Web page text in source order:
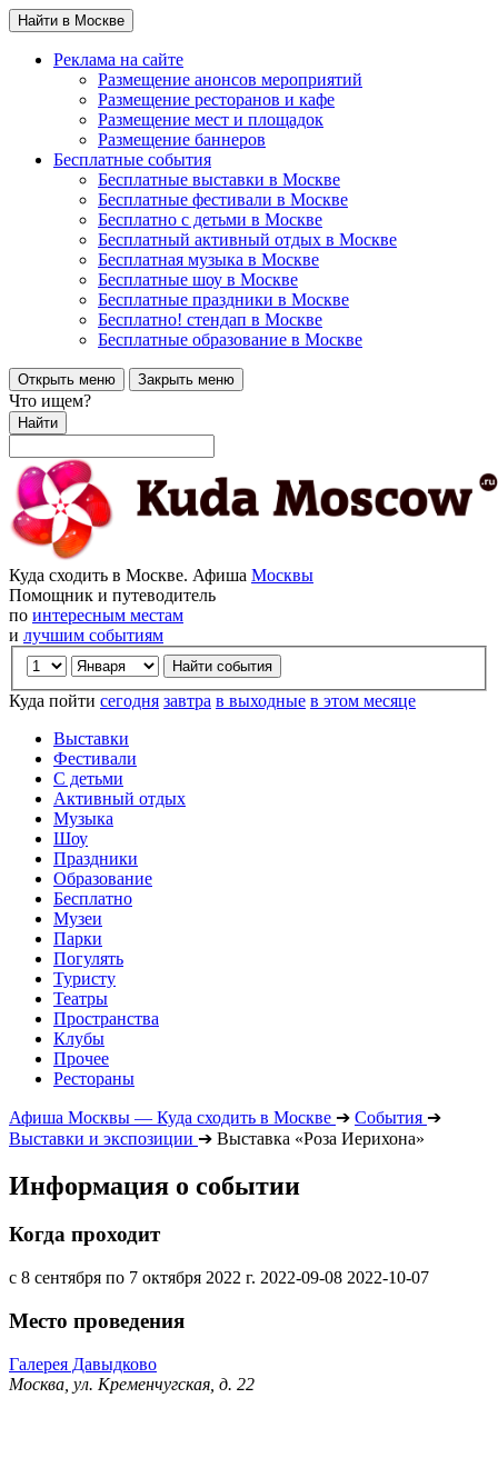
Найти в Москве
Реклама на сайте
Размещение анонсов мероприятий
Размещение ресторанов и кафе
Размещение мест и площадок
Размещение баннеров
Бесплатные события
Бесплатные выставки в Москве
Бесплатные фестивали в Москве
Бесплатно с детьми в Москве
Бесплатный активный отдых в Москве
Бесплатная музыка в Москве
Бесплатные шоу в Москве
Бесплатные праздники в Москве
Бесплатно! стендап в Москве
Бесплатные образование в Москве
Открыть меню Закрыть меню
Что ищем?
Найти
Куда сходить в Москве. Афиша Москвы
Помощник и путеводитель
по интересным местам
и лучшим событиям
Куда пойти сегодня завтра в выходные в этом месяце
Выставки
Фестивали
С детьми
Активный отдых
Музыка
Шоу
Праздники
Образование
Бесплатно
Музеи
Парки
Погулять
Туристу
Театры
Пространства
Клубы
Прочее
Рестораны
Афиша Москвы — Куда сходить в Москве ➔ События ➔
Выставки и экспозиции ➔ Выставка «Роза Иерихона»
Информация о событии
Когда проходит
с 8 сентября по 7 октября 2022 г. 2022-09-08 2022-10-07
Место проведения
Галерея Давыдково
Москва, ул. Кременчугская, д. 22